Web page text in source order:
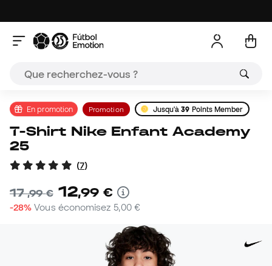
En promotion Promotion Jusqu'à39 Points Member
T-Shirt Nike Enfant Academy
25
(7)
17,99 € 12,99 €
-28% Vous économisez 5,00 €